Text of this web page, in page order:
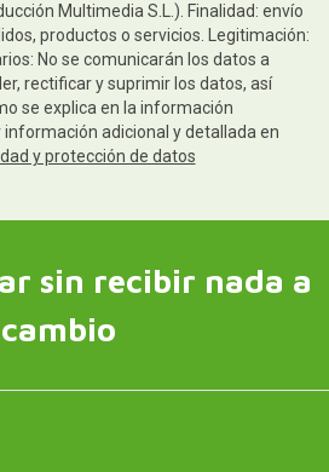
Multimedia S.L.). Finalidad: envío
productos o servicios. Legitimación:
No se comunicarán los datos a
rectificar y suprimir los datos, así
se explica en la información
adicional y detallada en
y protección de datos
sin recibir nada a
cambio